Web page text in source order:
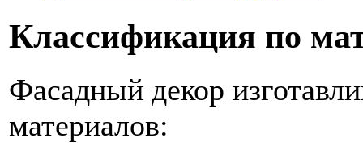
Классификация по
Фасадный декор
материалов: